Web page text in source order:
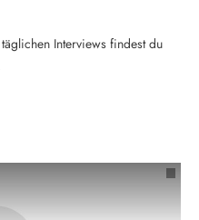
Interviews findest du